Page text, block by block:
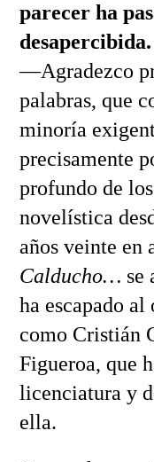
parecer ha
desapercibida.
—Agradezco
palabras, que
minoría
precisamente
profundo de
novelística
años veinte en
Calducho… se
ha escapado
como Cristián
Figueroa, que
licenciatura y
ella.